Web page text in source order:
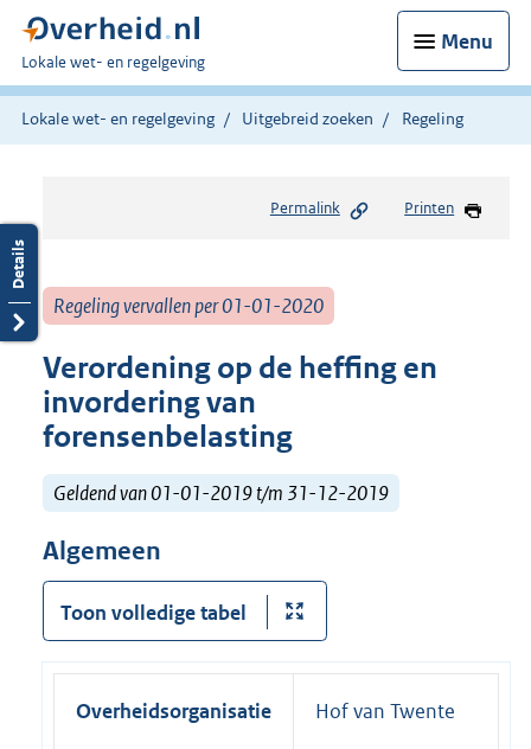
Menu
U
bent
hier:
Lokale wet- en regelgeving
Lokale wet- en regelgeving Uitgebreid zoeken Regeling
Permalink Printen
Regeling vervallen per 01-01-2020
Verordening op de heffing en
invordering van
forensenbelasting
Geldend van 01-01-2019 t/m 31-12-2019
Algemeen
Toon volledige tabel
Overheidsorganisatie Hof van Twente